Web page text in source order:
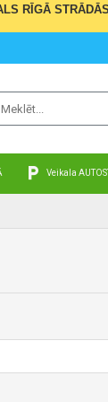
RĪGĀ
Veikala